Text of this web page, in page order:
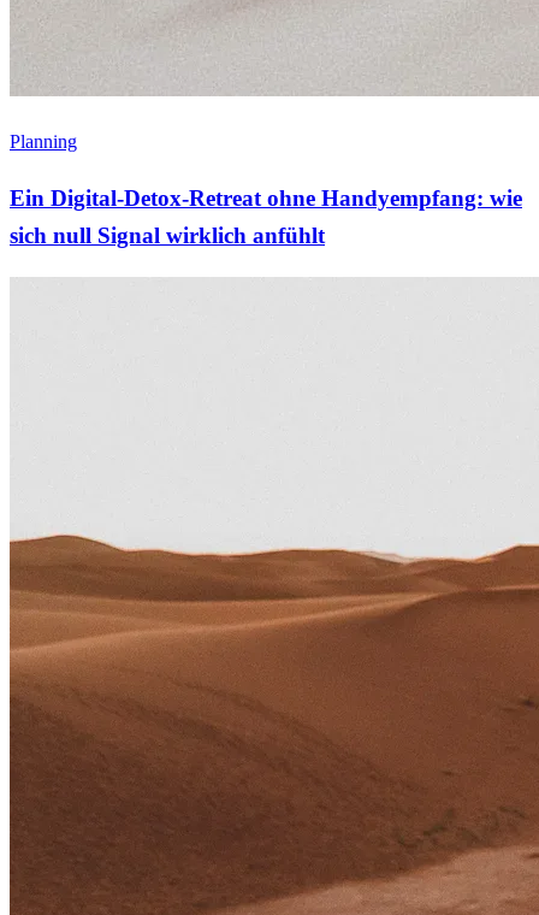
Planning
Ein Digital-Detox-Retreat ohne Handyempfang: wie
sich null Signal wirklich anfühlt